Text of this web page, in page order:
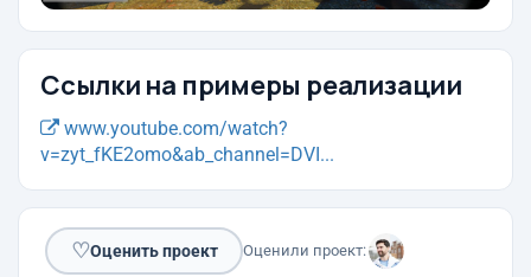
Ссылки на примеры реализации
www.youtube.com/watch?
v=zyt_fKE2omo&ab_channel=DVI...
♡Оценить проект Оценили проект: